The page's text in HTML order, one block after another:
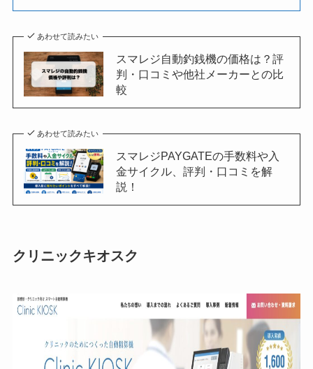
あわせて読みたい
スマレジ自動釣銭機の価格は？評
判・口コミや他社メーカーとの比
較
あわせて読みたい
スマレジPAYGATEの手数料や入
金サイクル、評判・口コミを解
説！
クリニックキオスク